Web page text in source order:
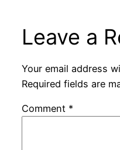
Leave a
Your email address
Required fields are
Comment *